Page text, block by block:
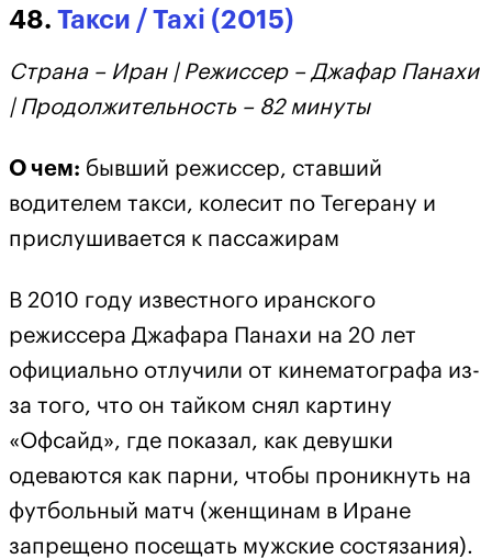
48. Такси / Taxi (2015)
Страна – Иран | Режиссер – Джафар Панахи
| Продолжительность – 82 минуты
О чем: бывший режиссер, ставший
водителем такси, колесит по Тегерану и
прислушивается к пассажирам
В 2010 году известного иранского
режиссера Джафара Панахи на 20 лет
официально отлучили от кинематографа из-
за того, что он тайком снял картину
«Офсайд», где показал, как девушки
одеваются как парни, чтобы проникнуть на
футбольный матч (женщинам в Иране
запрещено посещать мужские состязания).